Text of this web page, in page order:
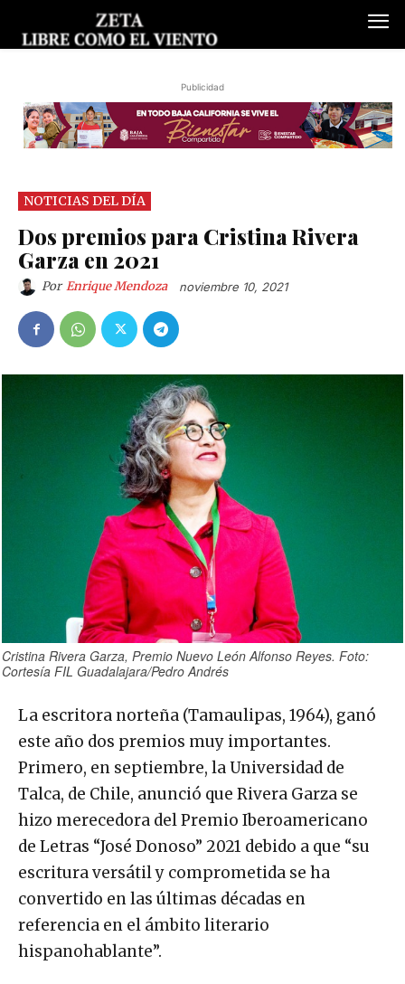
Publicidad
NOTICIAS DEL DÍA
Dos premios para Cristina Rivera
Garza en 2021
Por Enrique Mendoza noviembre 10, 2021
Cristina Rivera Garza, Premio Nuevo León Alfonso Reyes. Foto:
Cortesía FIL Guadalajara/Pedro Andrés
La escritora norteña (Tamaulipas, 1964), ganó
este año dos premios muy importantes.
Primero, en septiembre, la Universidad de
Talca, de Chile, anunció que Rivera Garza se
hizo merecedora del Premio Iberoamericano
de Letras “José Donoso” 2021 debido a que “su
escritura versátil y comprometida se ha
convertido en las últimas décadas en
referencia en el ámbito literario
hispanohablante”.